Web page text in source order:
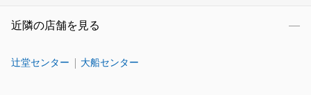
近隣の店舗を見る
辻堂センター 大船センター